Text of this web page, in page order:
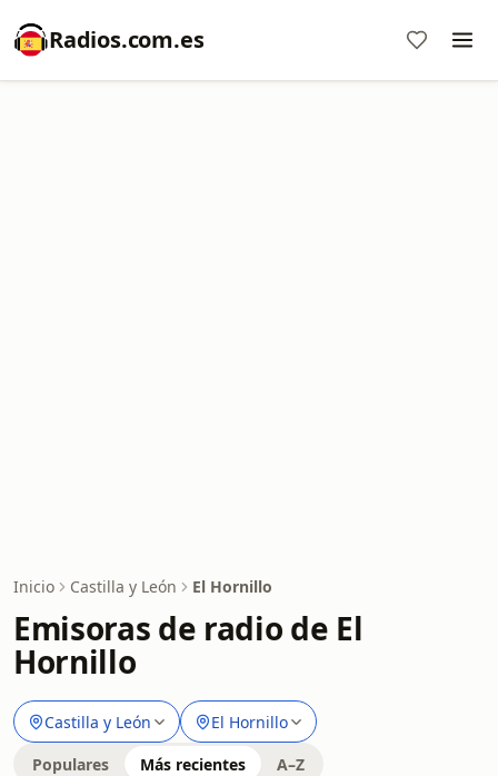
Radios.com.es
Inicio Castilla y León El Hornillo
Emisoras de radio de El
Hornillo
Castilla y León El Hornillo
Populares Más recientes A–Z